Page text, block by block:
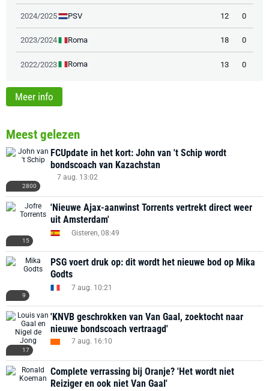
2024/2025 PSV 12 0
2023/2024 Roma 18 0
2022/2023 Roma 13 0
Meer info
Meest gelezen
2800
FCUpdate in het kort: John van 't Schip wordt
bondscoach van Kazachstan
7 aug. 13:02
15
'Nieuwe Ajax-aanwinst Torrents vertrekt direct weer
uit Amsterdam'
Gisteren, 08:49
9
PSG voert druk op: dit wordt het nieuwe bod op Mika
Godts
7 aug. 10:21
17
'KNVB geschrokken van Van Gaal, zoektocht naar
nieuwe bondscoach vertraagd'
7 aug. 16:10
Complete verrassing bij Oranje? 'Het wordt niet
Reiziger en ook niet Van Gaal'